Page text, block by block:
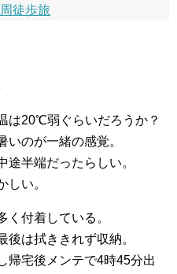
徒歩旅
は20℃弱ぐらいだろうか？
いのが一緒の感覚。
途半端だったらしい。
しい。
く付着している。
後は拭ききれず収納。
帰宅後メンテで4時45分出